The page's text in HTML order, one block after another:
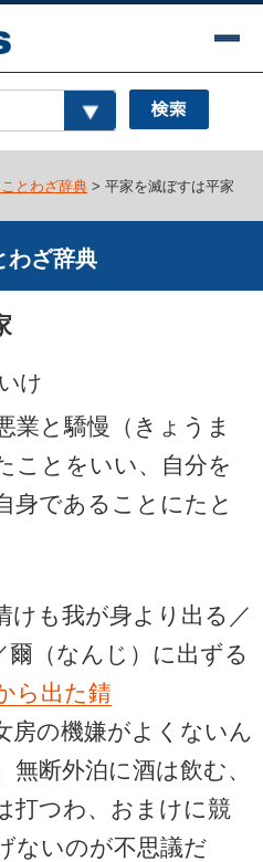
とわざ辞典> 平家を滅ぼすは平家
わざ辞典
け
業と驕慢（きょうま
ことをいい、自分を
身であることにたと
けも我が身より出る／
爾（なんじ）に出ずる
ら出た錆
房の機嫌がよくないん
断外泊に酒は飲む、
打つわ、おまけに競
ないのが不思議だ